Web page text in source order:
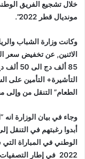
خلال تشجيع الفريق
مونديال قطر 2022”.
وكانت وزارة الشباب
الاثنين, عن تخفيض سعر
85 ألف
التأشيرة+ التأمين
الطعام” التنقل من وإلى
وجاء في بيان الوزارة
أبدوا رغبتهم في التنقل